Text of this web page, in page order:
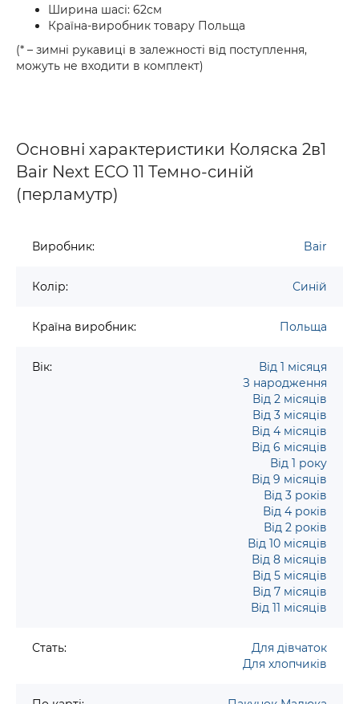
Ширина шасі: 62см
Країна-виробник товару Польща
(* – зимні рукавиці в залежності від поступлення,
можуть не входити в комплект)
Основні характеристики Коляска 2в1
Bair Next ECO 11 Темно-синій
(перламутр)
Виробник: Bair
Колір: Синій
Країна виробник: Польща
Вік:
Від 1 місяця
З народження
Від 2 місяців
Від 3 місяців
Від 4 місяців
Від 6 місяців
Від 1 року
Від 9 місяців
Від 3 років
Від 4 років
Від 2 років
Від 10 місяців
Від 8 місяців
Від 5 місяців
Від 7 місяців
Від 11 місяців
Стать:
Для дівчаток
Для хлопчиків